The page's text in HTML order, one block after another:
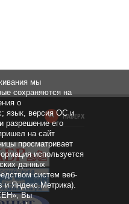
НАВЕРХ
мы
сохраняются на
о
язык, версия ОС и
разрешение его
на сайт
просматривает
используется
данных
систем веб-
и Яндекс.Метрика).
Вы